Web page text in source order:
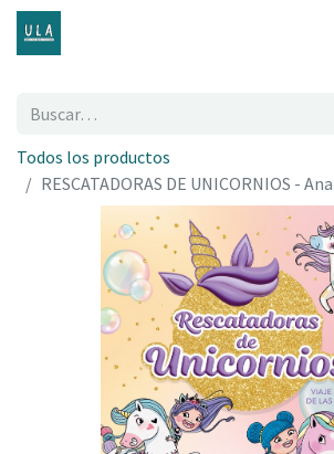
Todos los productos
RESCATADORAS DE UNICORNIOS -